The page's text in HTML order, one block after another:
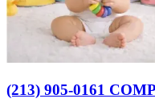
(213) 905-0161